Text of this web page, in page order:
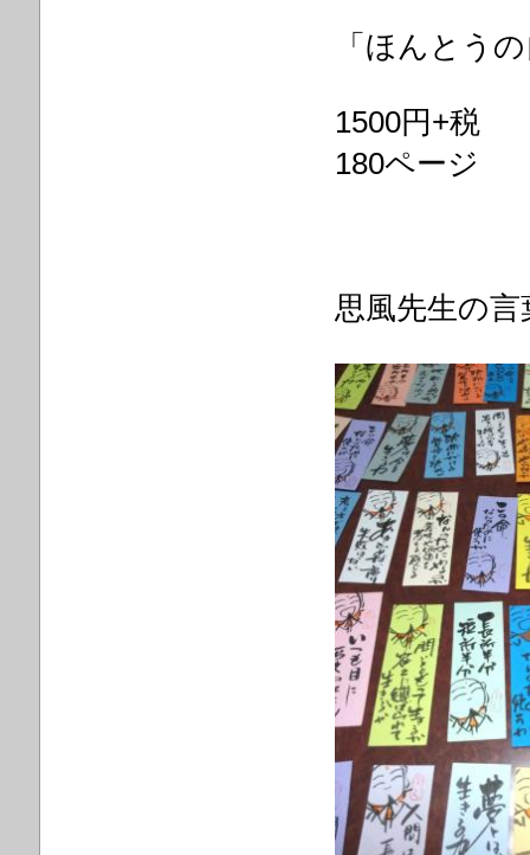
「ほんとう
1500円+税
180ペー
思風先生の